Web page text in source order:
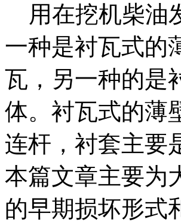
用在挖机柴油
一种是衬瓦式的
瓦，另一种的是
体。衬瓦式的薄
连杆，衬套主要
本篇文章主要为
的早期损坏形式